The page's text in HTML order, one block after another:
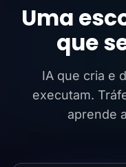
Uma
que
IA que cria e
executam.
aprende